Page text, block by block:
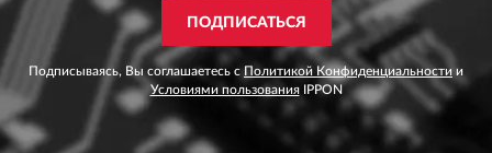
ПОДПИСАТЬСЯ
Подписываясь, Вы соглашаетесь с Политикой Конфиденциальности и
Условиями пользованияIPPON